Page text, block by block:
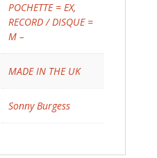
POCHETTE = EX,
RECORD / DISQUE =
M –
MADE IN THE UK
Sonny Burgess